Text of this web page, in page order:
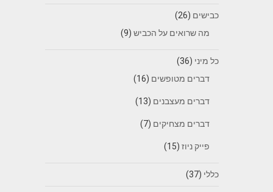
כבישים (26)
מה שרואים על הכביש(9)
כל מיני (36)
דברים מטופשים (16)
דברים מעצבנים (13)
דברים מצחיקים (7)
פייק ניוז(15)
כללי (37)